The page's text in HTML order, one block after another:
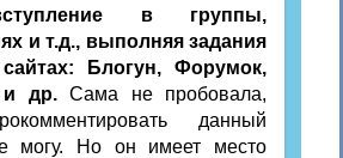
в группы,
и т.д., выполняя задания
Блогун, Форумок,
и др.Сама не пробовала,
данный
могу. Но он имеет место